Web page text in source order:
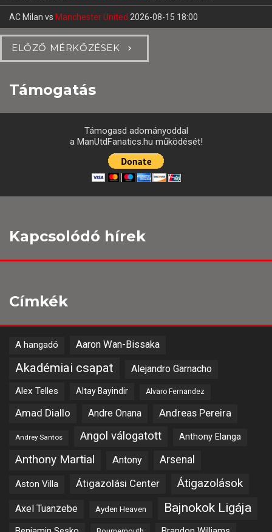
AC Milan vs Manchester United 2026-08-15 18:00
ELŐZŐ MÉRKŐZÉSEK
Támogatás
Támogasd adományoddal
a ManUtdFanatics.hu működését!
Kapcsolódó hírek
Címkék
A hangadó Aaron Wan-Bissaka
Akadémiai csapat Alejandro Garnacho
Alex Telles Altay Bayindir Alvaro Fernandez
Amad Diallo Andre Onana Andreas Pereira
Andrey Santos Angol válogatott Anthony Elanga
Anthony Martial Antony Arsenal
Aston Villa Átigazolási Center Átigazolások
Axel Tuanzebe Ayden Heaven Bajnokok Ligája